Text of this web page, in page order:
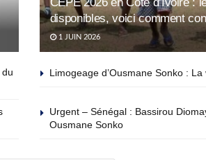
CEPE 2026 en Côte d’Ivoire :
disponibles, voici comment
1 JUIN 2026
Limogeage d’Ousmane Sonko :
Urgent – Sénégal : Bassirou
Ousmane Sonko